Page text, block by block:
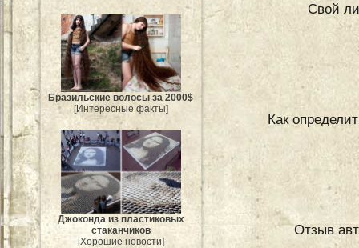
Бразильские волосы за 2000$
[Интересные факты]
Джоконда из пластиковых
стаканчиков
[Хорошие новости]
Свой
Как
Отзыв